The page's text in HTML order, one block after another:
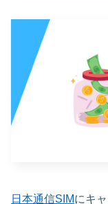
日本通信SIMにキ